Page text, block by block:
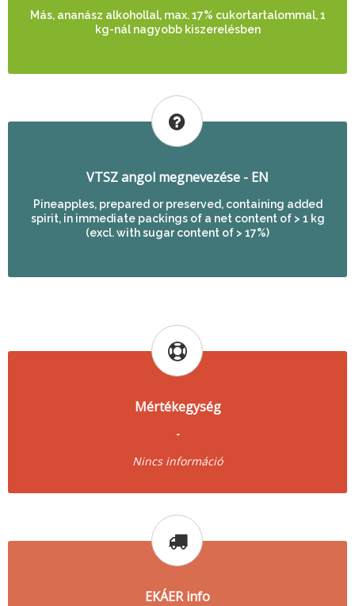
Más, ananász alkohollal, max. 17% cukortartalommal, 1
kg-nál nagyobb kiszerelésben
VTSZ angol megnevezése - EN
Pineapples, prepared or preserved, containing added
spirit, in immediate packings of a net content of > 1 kg
(excl. with sugar content of > 17%)
Mértékegység
-
Nincs információ
EKÁER info